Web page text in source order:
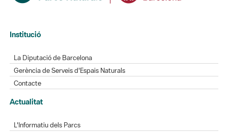
Institució
La Diputació de Barcelona
Gerència de Serveis d'Espais Naturals
Contacte
Actualitat
L'Informatiu dels Parcs